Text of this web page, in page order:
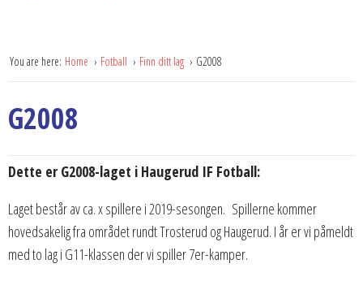
You are here: Home Fotball Finn ditt lag G2008
G2008
Dette er G2008-laget i Haugerud IF Fotball:
Laget består av ca. x spillere i 2019-sesongen. Spillerne kommer
hovedsakelig fra området rundt Trosterud og Haugerud. I år er vi påmeldt
med to lag i G11-klassen der vi spiller 7er-kamper.